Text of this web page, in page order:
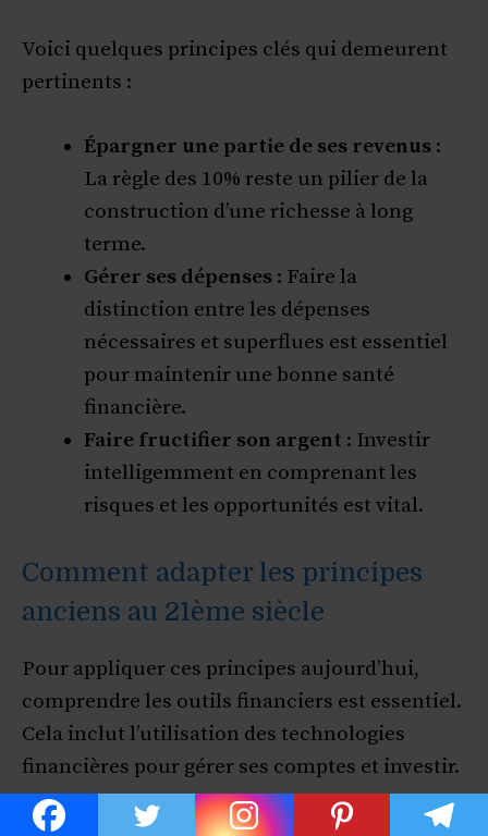
Voici quelques principes clés qui demeurent
pertinents :
Épargner une partie de ses revenus :
La règle des 10% reste un pilier de la
construction d’une richesse à long
terme.
Gérer ses dépenses : Faire la
distinction entre les dépenses
nécessaires et superflues est essentiel
pour maintenir une bonne santé
financière.
Faire fructifier son argent : Investir
intelligemment en comprenant les
risques et les opportunités est vital.
Comment adapter les principes
anciens au 21ème siècle
Pour appliquer ces principes aujourd’hui,
comprendre les outils financiers est essentiel.
Cela inclut l’utilisation des technologies
financières pour gérer ses comptes et investir.
Voici un exemple de tableau comparatif entre